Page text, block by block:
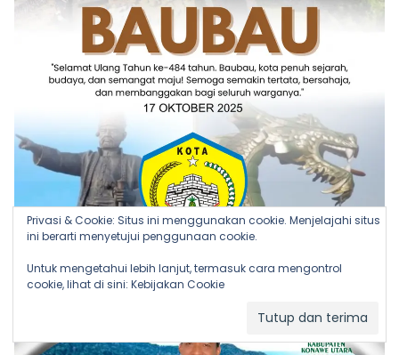
Privasi & Cookie: Situs ini menggunakan cookie. Menjelajahi situs
ini berarti menyetujui penggunaan cookie.
Untuk mengetahui lebih lanjut, termasuk cara mengontrol
cookie, lihat di sini: Kebijakan Cookie